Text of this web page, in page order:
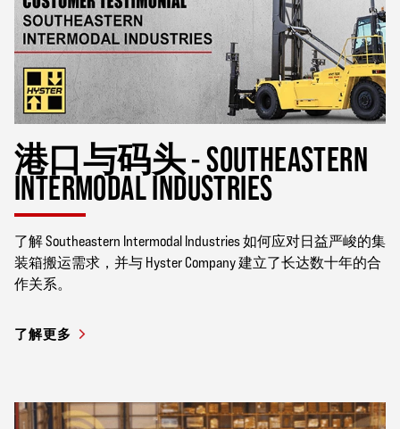
港口与码头 - SOUTHEASTERN
INTERMODAL INDUSTRIES
了解 Southeastern Intermodal Industries 如何应对日益严峻的集
装箱搬运需求，并与 Hyster Company 建立了长达数十年的合
作关系。
了解更多